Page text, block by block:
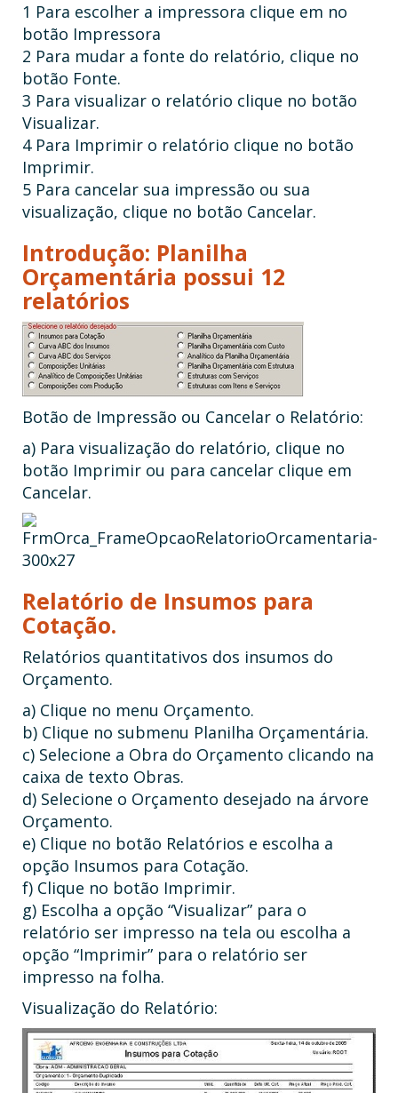
1 Para escolher a impressora clique em no
botão Impressora
2 Para mudar a fonte do relatório, clique no
botão Fonte.
3 Para visualizar o relatório clique no botão
Visualizar.
4 Para Imprimir o relatório clique no botão
Imprimir.
5 Para cancelar sua impressão ou sua
visualização, clique no botão Cancelar.
Introdução: Planilha
Orçamentária possui 12
relatórios
Botão de Impressão ou Cancelar o Relatório:
a) Para visualização do relatório, clique no
botão Imprimir ou para cancelar clique em
Cancelar.
Relatório de Insumos para
Cotação.
Relatórios quantitativos dos insumos do
Orçamento.
a) Clique no menu Orçamento.
b) Clique no submenu Planilha Orçamentária.
c) Selecione a Obra do Orçamento clicando na
caixa de texto Obras.
d) Selecione o Orçamento desejado na árvore
Orçamento.
e) Clique no botão Relatórios e escolha a
opção Insumos para Cotação.
f) Clique no botão Imprimir.
g) Escolha a opção “Visualizar” para o
relatório ser impresso na tela ou escolha a
opção “Imprimir” para o relatório ser
impresso na folha.
Visualização do Relatório: